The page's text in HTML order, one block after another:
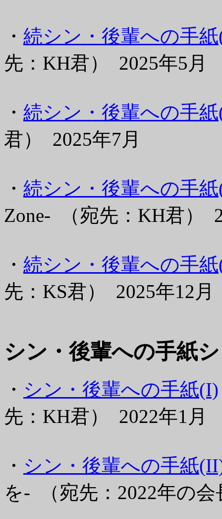
・ 続シン・後輩への手
先：KH君） 2025年5月
・ 続シン・後輩への手
君） 2025年7月
・ 続シン・後輩への手
Zone- （宛先：KH君）
・ 続シン・後輩への手
先：KS君） 2025年12月
シン・後輩への手紙
・ シン・後輩への手紙(I)
先：KH君） 2022年1月
・ シン・後輩への手紙
を- （宛先：2022年の